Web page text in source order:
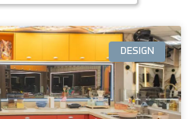
DESIGN